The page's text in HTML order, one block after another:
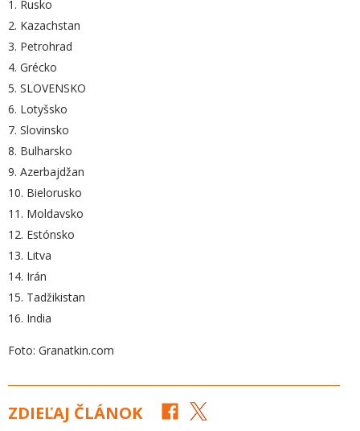
1. Rusko
2. Kazachstan
3. Petrohrad
4. Grécko
5. SLOVENSKO
6. Lotyšsko
7. Slovinsko
8. Bulharsko
9. Azerbajdžan
10. Bielorusko
11. Moldavsko
12. Estónsko
13. Litva
14. Irán
15. Tadžikistan
16. India
Foto: Granatkin.com
ZDIEĽAJ ČLÁNOK